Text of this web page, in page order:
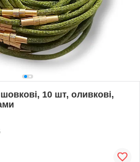
10 шт, оливкові,